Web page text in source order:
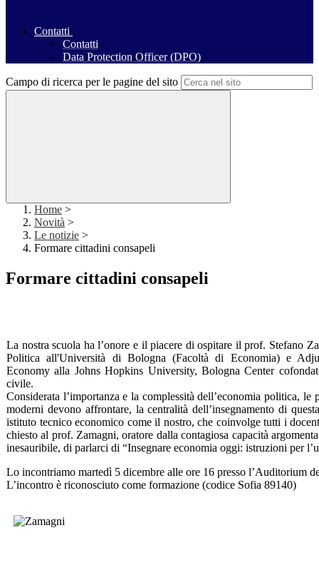
Contatti
Contatti
Data Protection Officer (DPO)
Campo di ricerca per le pagine del sito
Home >
Novità >
Le notizie >
Formare cittadini consapeli
Formare cittadini consapeli
La nostra scuola ha l’onore e il piacere di ospitare il prof. Stefano
Politica all'Università di Bologna (Facoltà di Economia) e
Economy alla Johns Hopkins University, Bologna Center
civile.
Considerata l’importanza e la complessità dell’economia politica, le
moderni devono affrontare, la centralità dell’insegnamento di
istituto tecnico economico come il nostro, che coinvolge tutti i
chiesto al prof. Zamagni, oratore dalla contagiosa capacità
inesauribile, di parlarci di “Insegnare economia oggi: istruzioni per
Lo incontriamo martedì 5 dicembre alle ore 16 presso l’Auditorium
L’incontro è riconosciuto come formazione (codice Sofia 89140)